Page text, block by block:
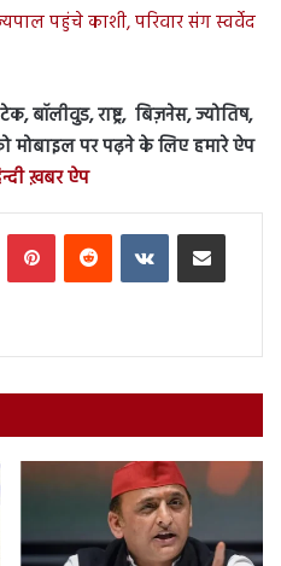
पहुंचे काशी, परिवार संग स्वर्वेद
बॉलीवुड, राष्ट्र, बिज़नेस, ज्योतिष,
मोबाइल पर पढ़ने के लिए हमारे ऐप
ख़बर ऐप
PinterestReddit VKontakteShare via Email